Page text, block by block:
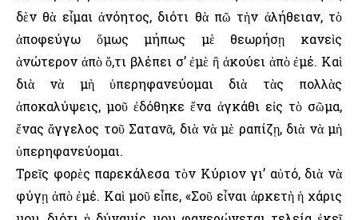
δὲν θὰ εἶμαι ἀνόητος, διότι θὰ πῶ τὴν ἀλήθειαν, τὸ
ἀποφεύγω ὅμως μήπως μὲ θεωρήσῃ κανεὶς
ἀνώτερον ἀπὸ ὅ,τι βλέπει σ’ ἐμὲ ἢ ἀκούει ἀπὸ ἐμέ. Καὶ
διὰ νὰ μὴ ὑπερηφανεύομαι διὰ τὰς πολλὰς
ἀποκαλύψεις, μοῦ ἐδόθηκε ἕνα ἀγκάθι εἰς τὸ σῶμα,
ἕνας ἄγγελος τοῦ Σατανᾶ, διὰ νὰ μὲ ραπίζῃ, διὰ νὰ μὴ
ὑπερηφανεύομαι.
Τρεῖς φορὲς παρεκάλεσα τὸν Κύριον γι’ αὐτό, διὰ νὰ
φύγῃ ἀπὸ ἐμέ. Καὶ μοῦ εἶπε, «Σοῦ εἶναι ἀρκετὴ ἡ χάρις